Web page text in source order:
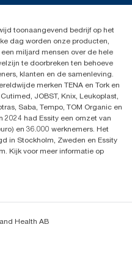
toonaangevend bedrijf op het
dag worden onze producten,
miljard mensen over de hele
te doorbreken ten behoeve
klanten en de samenleving.
merken TENA en Tork en
JOBST, Knix, Leukoplast,
Saba, Tempo, TOM Organic en
2024 had Essity een omzet van
en 36.000 werknemers. Het
in Stockholm, Zweden en Essity
Kijk voor meer informatie op
Health AB